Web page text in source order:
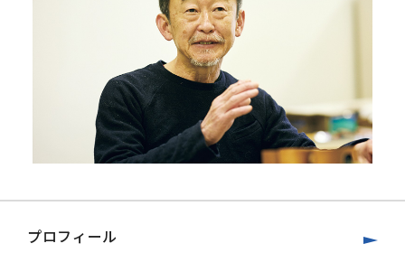
プロフィール